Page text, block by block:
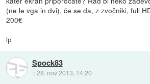
(ne le vga in dvi), če se da, z zvočniki, full
200€
lp
Spock83
::28. nov 2013, 14:20